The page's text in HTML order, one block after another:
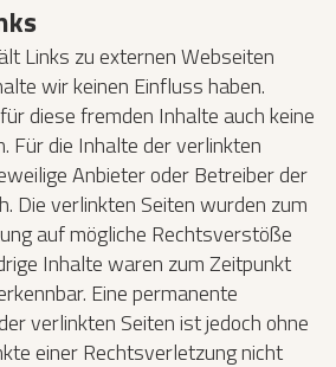
Links zu externen Webseiten
wir keinen Einfluss haben.
diese fremden Inhalte auch keine
Für die Inhalte der verlinkten
Anbieter oder Betreiber der
Die verlinkten Seiten wurden zum
auf mögliche Rechtsverstöße
Inhalte waren zum Zeitpunkt
Eine permanente
verlinkten Seiten ist jedoch ohne
einer Rechtsverletzung nicht